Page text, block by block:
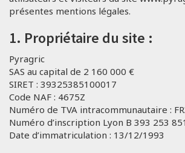
présentes mentions légales.
1. Propriétaire du site :
Pyragric
SAS au capital de 2 160 000 €
SIRET : 39325385100017
Code NAF : 4675Z
Numéro de TVA intracommunautaire :
Numéro d’inscription Lyon B 393 253 851
Date d’immatriculation : 13/12/1993